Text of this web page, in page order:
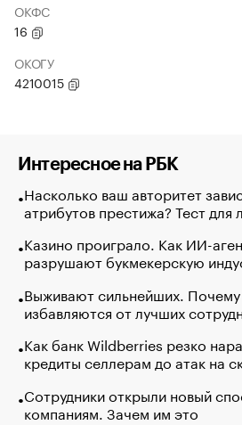
ОКФС
16
ОКОГУ
4210015
Интересное на РБК
Насколько ваш авторитет
атрибутов престижа? Тест для
Казино проиграло. Как ИИ-
разрушают букмекерскую
Выживают сильнейших.
избавляются от лучших
Как банк Wildberries резко
кредиты селлерам до атак на
Сотрудники открыли новый
компаниям. Зачем им это